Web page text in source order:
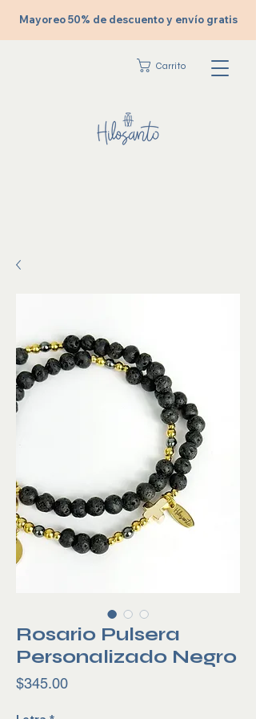
Mayoreo 50% de descuento y envío gratis
Carrito
Rosario Pulsera
Personalizado Negro
$345.00Precio